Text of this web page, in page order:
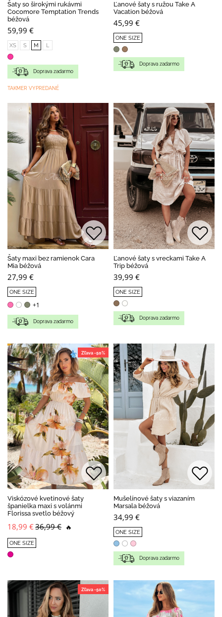
Šaty so širokými rukávmi
Cocomore Temptation Trends
béžová
59,99 €
XS S M L
Doprava zadarmo
TAKMER VYPREDANÉ
Ľanové šaty s ružou Take A
Vacation béžová
45,99 €
ONE SIZE
Doprava zadarmo
Šaty maxi bez ramienok Cara
Mia béžová
27,99 €
ONE SIZE
+1
Doprava zadarmo
Ľanové šaty s vreckami Take A
Trip béžová
39,99 €
ONE SIZE
Doprava zadarmo
Zľava -50%
Viskózové kvetinové šaty
španielka maxi s volánmi
Florissa svetlo béžový
18,99 €36,99 € 🔥
ONE SIZE
Mušelínové šaty s viazaním
Marsala béžová
34,99 €
ONE SIZE
Doprava zadarmo
Zľava -50%